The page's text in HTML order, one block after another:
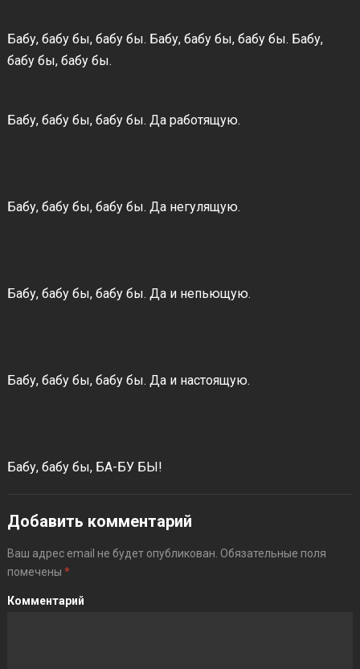
Бабу, бабу бы, бабу бы. Бабу, бабу бы, бабу бы. Бабу,
бабу бы, бабу бы.
Бабу, бабу бы, бабу бы. Да работящую.
Бабу, бабу бы, бабу бы. Да негулящую.
Бабу, бабу бы, бабу бы. Да и непьющую.
Бабу, бабу бы, бабу бы. Да и настоящую.
Бабу, бабу бы, БА-БУ БЫ!
Добавить комментарий
Ваш адрес email не будет опубликован. Обязательные поля
помечены *
Комментарий